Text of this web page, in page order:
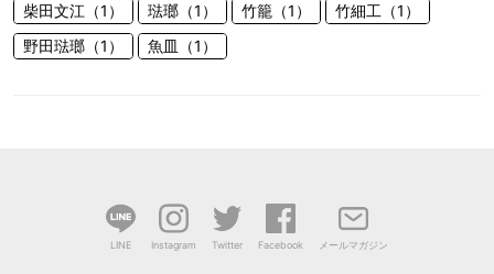
柴田文江（1）
琺瑯（1） 竹籠（1）
竹細工（1）
野田琺瑯（1）
魚皿（1）
LINE Instagram Twitter Facebook メールマガジン